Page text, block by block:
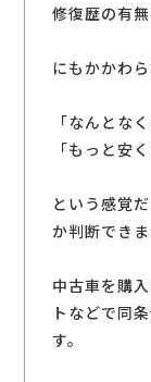
修復歴の有
にもかかわら
「なんとな
「もっと安
という感覚
か判断できま
中古車を購
トなどで同
す。